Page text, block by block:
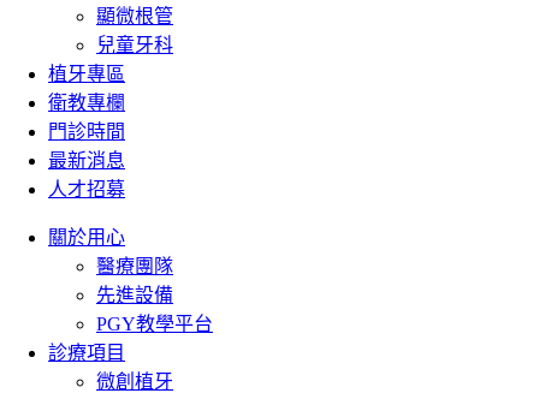
顯微根管
兒童牙科
植牙專區
衛教專欄
門診時間
最新消息
人才招募
關於用心
醫療團隊
先進設備
PGY教學平台
診療項目
微創植牙